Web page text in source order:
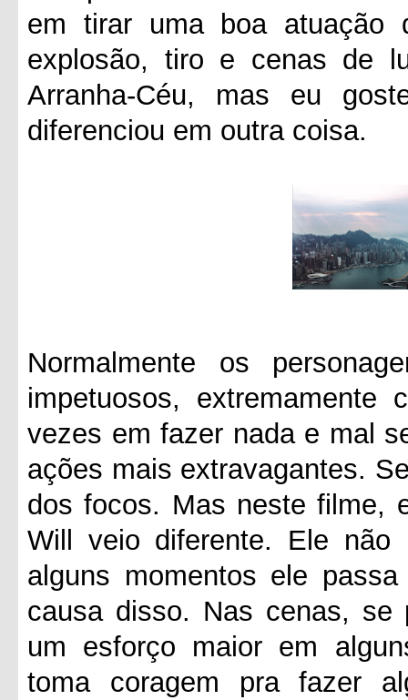
em tirar uma boa atuação
explosão, tiro e cenas de
Arranha-Céu, mas eu
diferenciou em outra coisa.
Normalmente os
impetuosos, extremamente
vezes em fazer nada e mal
ações mais extravagantes.
dos focos. Mas neste filme,
Will veio diferente. Ele
alguns momentos ele
causa disso. Nas cenas, se
um esforço maior em
toma coragem pra fazer